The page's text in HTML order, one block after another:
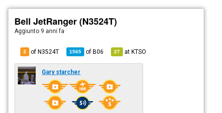
Bell JetRanger (N3524T)
Aggiunto 9 anni fa
2 of N3524T 1565 ofB06 27 atKTSO
Gary starcher